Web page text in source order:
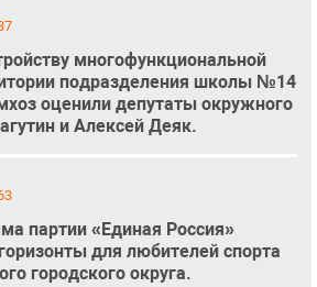
многофункциональной
подразделения школы №14
оценили депутаты окружного
и Алексей Деяк.
партии «Единая Россия»
для любителей спорта
городского округа.